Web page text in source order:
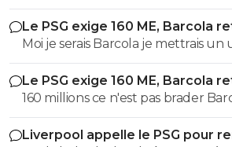
athlétique et mental de pacho qui
le Bayern habituellement à l
Lucio. Mais aucune chance que ça
ont quand même déjà
correspondent à un profil similaire,
partir 1 des 2 titulaires, je verrais
au Bayern.
Le PSG exige 160 ME, Barcola
Moi je serais Barcola je mettrais
vous me laissez partir soit je vais à
Le PSG exige 160 ME, Barcola
160 millions ce n'est pas brader
Liverpool ou un autre club ne
pour un joueur qui n'est plus
Liverpool appelle le PSG pour